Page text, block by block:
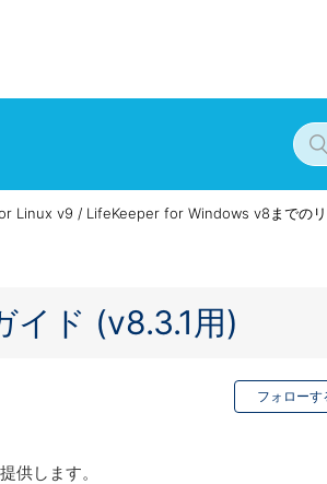
Linux v9 / LifeKeeper for Windows v8までのリ
ド (v8.3.1用)
フォローす
供します。